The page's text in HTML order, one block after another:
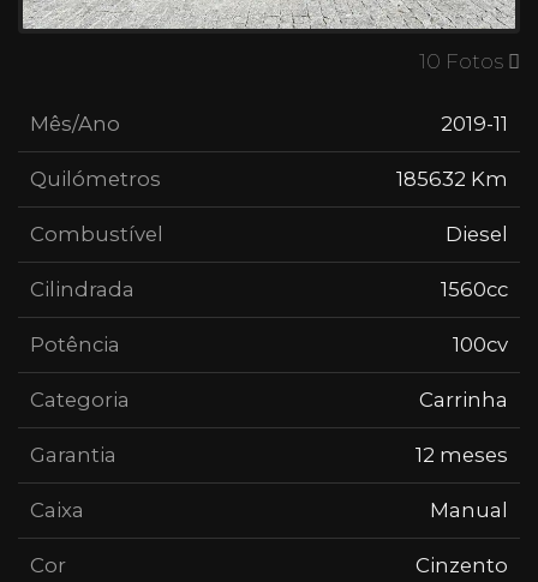
10 Fotos
Mês/Ano 2019-11
Quilómetros 185632 Km
Combustível Diesel
Cilindrada 1560cc
Potência 100cv
Categoria Carrinha
Garantia 12 meses
Caixa Manual
Cor Cinzento